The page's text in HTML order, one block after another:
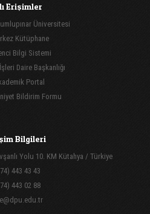
Erişimler
Üniversitesi
Kütüphane
Bilgi Sistemi
Daire Başkanlığı
Portal
Bildirim Formu
Bilgileri
Yolu 10. KM Kütahya / Türkiye
443 43 43
443 02 88